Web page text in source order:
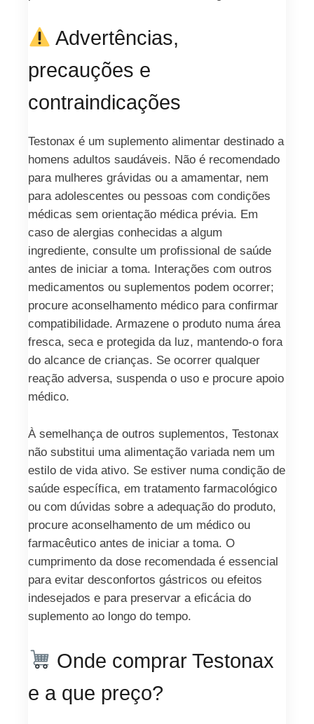
Advertências,
precauções e
contraindicações
Testonax é um suplemento alimentar destinado a
homens adultos saudáveis. Não é recomendado
para mulheres grávidas ou a amamentar, nem
para adolescentes ou pessoas com condições
médicas sem orientação médica prévia. Em
caso de alergias conhecidas a algum
ingrediente, consulte um profissional de saúde
antes de iniciar a toma. Interações com outros
medicamentos ou suplementos podem ocorrer;
procure aconselhamento médico para confirmar
compatibilidade. Armazene o produto numa área
fresca, seca e protegida da luz, mantendo-o fora
do alcance de crianças. Se ocorrer qualquer
reação adversa, suspenda o uso e procure apoio
médico.
À semelhança de outros suplementos, Testonax
não substitui uma alimentação variada nem um
estilo de vida ativo. Se estiver numa condição de
saúde específica, em tratamento farmacológico
ou com dúvidas sobre a adequação do produto,
procure aconselhamento de um médico ou
farmacêutico antes de iniciar a toma. O
cumprimento da dose recomendada é essencial
para evitar desconfortos gástricos ou efeitos
indesejados e para preservar a eficácia do
suplemento ao longo do tempo.
Onde comprar Testonax
e a que preço?